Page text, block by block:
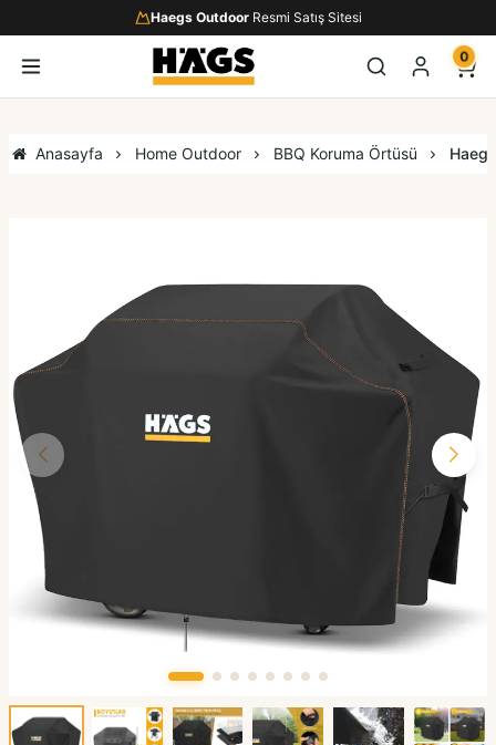
Haegs OutdoorResmi Satış Sitesi
0
Anasayfa Home Outdoor BBQ Koruma Örtüsü